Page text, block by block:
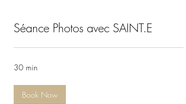
Séance Photos avec SAINT.E
30 min
Book Now